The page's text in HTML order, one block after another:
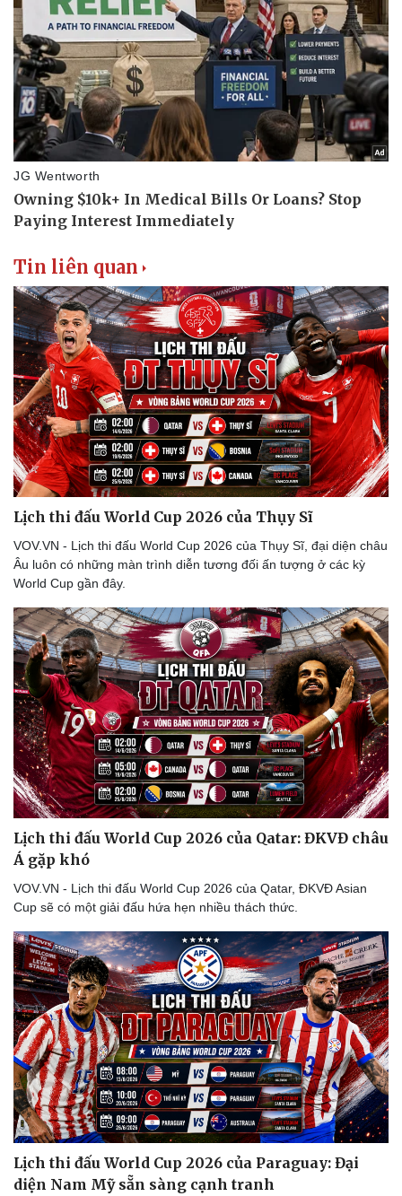
Thể thao
Bóng đá
Lịch thi đấu bóng đá
eSports
Hậu trường
Ô tô - Xe máy
Ô tô
Tin liên quan
Lịch thi đấu World Cup 2026 của Thụy Sĩ
VOV.VN - Lịch thi đấu World Cup 2026 của Thụy Sĩ, đại diện châu
Âu luôn có những màn trình diễn tương đối ấn tượng ở các kỳ
World Cup gần đây.
Lịch thi đấu World Cup 2026 của Qatar: ĐKVĐ châu
Á gặp khó
VOV.VN - Lịch thi đấu World Cup 2026 của Qatar, ĐKVĐ Asian
Cup sẽ có một giải đấu hứa hẹn nhiều thách thức.
Lịch thi đấu World Cup 2026 của Paraguay: Đại
diện Nam Mỹ sẵn sàng cạnh tranh